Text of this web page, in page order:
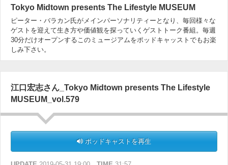
Tokyo Midtown presents The Lifestyle MUSEUM
ピーター・バラカン氏がメインパーソナリティーとなり、毎回様々な
ゲストを迎えて生き方や価値観を探っていくゲストトーク番組。毎週
30分だけオープンするこのミュージアムをポッドキャッストでもお楽
しみ下さい。
江口宏志さん_Tokyo Midtown presents The Lifestyle
MUSEUM_vol.579
ポッドキャストを再生